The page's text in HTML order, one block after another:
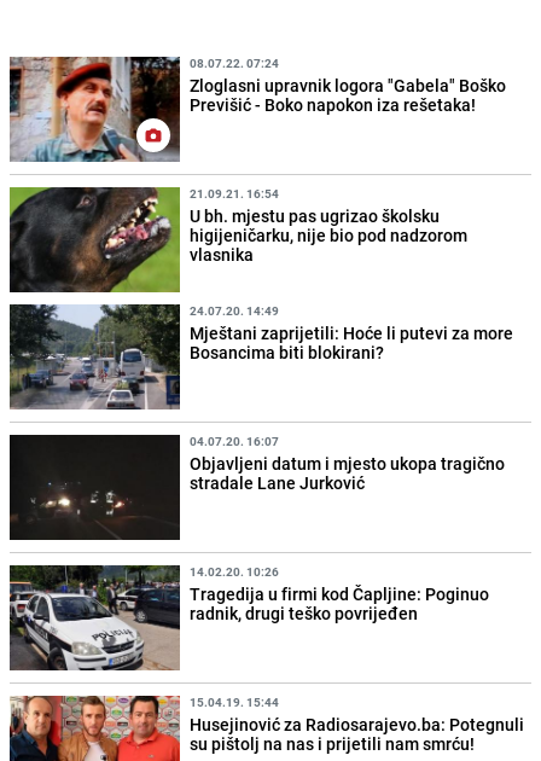
08.07.22. 07:24
Zloglasni upravnik logora "Gabela" Boško
Previšić - Boko napokon iza rešetaka!
21.09.21. 16:54
U bh. mjestu pas ugrizao školsku
higijeničarku, nije bio pod nadzorom
vlasnika
24.07.20. 14:49
Mještani zaprijetili: Hoće li putevi za more
Bosancima biti blokirani?
04.07.20. 16:07
Objavljeni datum i mjesto ukopa tragično
stradale Lane Jurković
14.02.20. 10:26
Tragedija u firmi kod Čapljine: Poginuo
radnik, drugi teško povrijeđen
15.04.19. 15:44
Husejinović za Radiosarajevo.ba: Potegnuli
su pištolj na nas i prijetili nam smrću!